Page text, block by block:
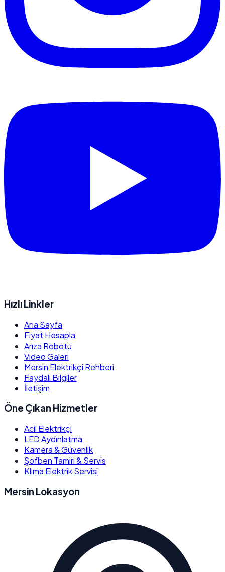
Hızlı Linkler
Ana Sayfa
Fiyat Hesapla
Arıza Robotu
Video Galeri
Mersin Elektrikçi Rehberi
Faydalı Bilgiler
İletişim
Öne Çıkan Hizmetler
Acil Elektrikçi
LED Aydınlatma
Kamera & Güvenlik
Şofben Tamiri & Servis
Klima Elektrik Servisi
Mersin Lokasyon